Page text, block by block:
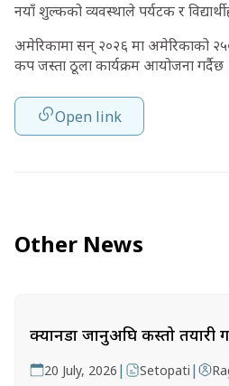
नयाँ शुल्कको व्यवस्थाले पर्यटक र
अमेरिकामा सन् २०२६ मा अमेरिकाको
कप जस्ता ठूला कार्यक्रम आयोजना गर्दैछ
Open link
Other News
क्यानडा जानुअघि कस्तो तयारी
20 July, 2026 | Setopati |